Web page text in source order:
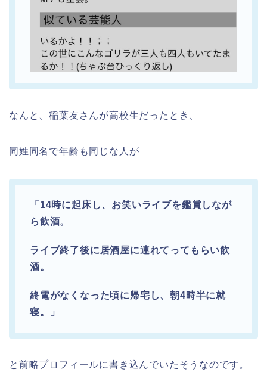
なんと、稲葉友さんが高校生だったとき、
同姓同名で年齢も同じな人が
「14時に起床し、お笑いライブを鑑賞しなが
ら飲酒。
ライブ終了後に居酒屋に連れてってもらい飲
酒。
終電がなくなった頃に帰宅し、朝4時半に就
寝。」
と前略プロフィールに書き込んでいたそうなのです。